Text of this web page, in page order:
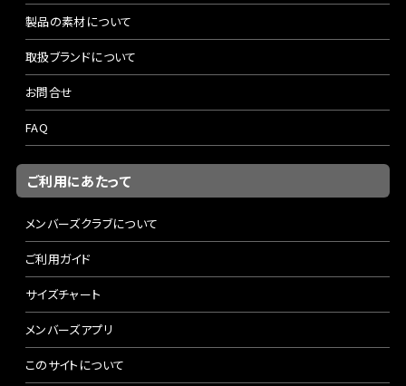
製品の素材について
取扱ブランドについて
お問合せ
FAQ
ご利用にあたって
メンバーズクラブについて
ご利用ガイド
サイズチャート
メンバーズアプリ
このサイトについて